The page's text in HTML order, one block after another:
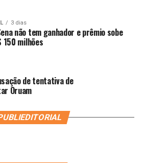
3 dias
não tem ganhador e prêmio sobe
150 milhões
de tentativa de
Oruam